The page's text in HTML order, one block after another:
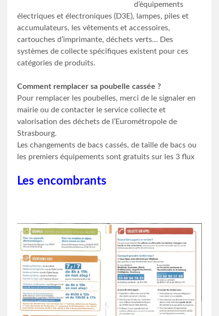
d’équipements
électriques et électroniques (D3E), lampes, piles et
accumulateurs, les vêtements et accessoires,
cartouches d’imprimante, déchets verts… Des
systèmes de collecte spécifiques existent pour ces
catégories de produits.
Comment remplacer sa poubelle cassée ?
Pour remplacer les poubelles, merci de le signaler en
mairie ou de contacter le service collecte et
valorisation des déchets de l’Eurométropole de
Strasbourg.
Les changements de bacs cassés, de taille de bacs ou
les premiers équipements sont gratuits sur les 3 flux
Les encombrants